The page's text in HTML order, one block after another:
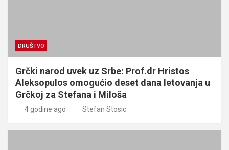
DRUŠTVO
Grčki narod uvek uz Srbe: Prof.dr Hristos
Aleksopulos omogućio deset dana letovanja u
Grčkoj za Stefana i Miloša
4 godine ago Stefan Stosic